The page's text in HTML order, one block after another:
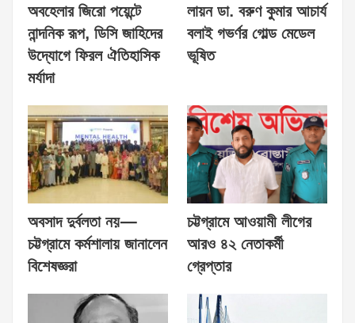
অবহেলার জিরো পয়েন্টে
নান্দনিক রূপ, ডিসি জাহিদের
উদ্যোগে ফিরল ঐতিহাসিক
মর্যাদা
লায়ন ডা. বরুণ কুমার আচার্য
বলাই গভর্ণর গোল্ড মেডেল
ভূষিত
অবসাদ দুর্বলতা নয়—
চট্টগ্রামে কর্মশালায় জানালেন
বিশেষজ্ঞরা
চট্টগ্রামে আওয়ামী লীগের
আরও ৪২ নেতাকর্মী
গ্রেপ্তার